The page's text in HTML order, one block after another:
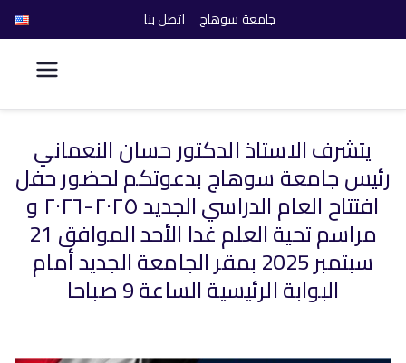
تخطى
إلى
المحتوى
جامعة سوهاج اتصل بنا
كلية الحاسبات والذكاء
الاصطناعي
يتشرف الاستاذ الدكتور حسان النعماني
رئيس جامعة سوهاج بدعوتكم لحضور حفل
افتتاح العام الدراسي الجديد ٢٠٢٥-٢٠٢٦ و
مراسم تحية العلم غدا الأحد الموافق 21
سبتمبر 2025 بمقر الجامعة الجديد أمام
البوابة الرئيسية الساعة 9 صباحا